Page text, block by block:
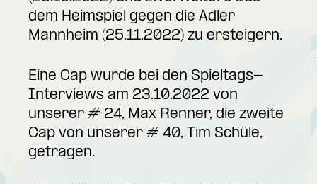
dem Heimspiel gegen die Adler
Mannheim (25.11.2022) zu ersteigern.
Eine Cap wurde bei den Spieltags-
Interviews am 23.10.2022 von
unserer # 24, Max Renner, die zweite
Cap von unserer # 40, Tim Schüle,
getragen.